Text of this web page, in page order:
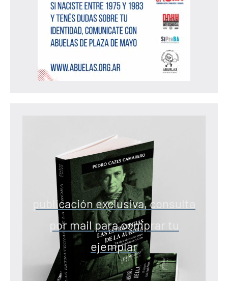
publicación exclusiva, consulta
por mail para comprar tu
ejemplar